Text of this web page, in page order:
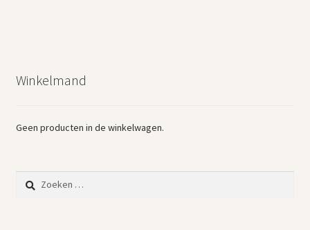
Winkelmand
Geen producten in de winkelwagen.
Zoeken
naar: